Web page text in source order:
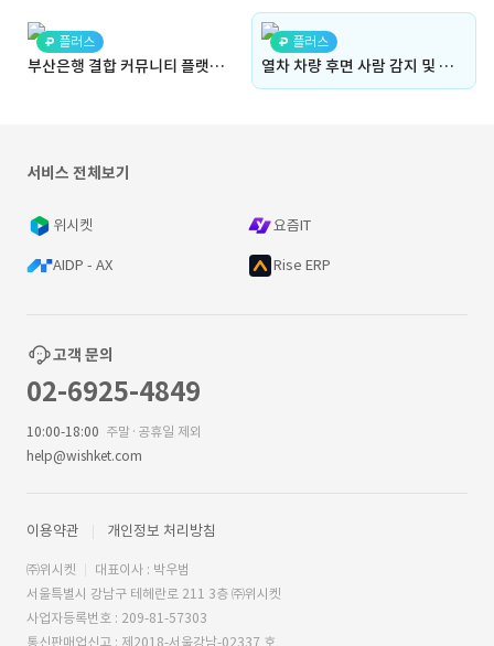
플러스
부산은행 결합 커뮤니티 플랫폼 구축 (모락 서비스)
플러스
열차 차량 후면 사람 감지 및 알람 발생 프로그램 개발
서비스 전체보기
위시켓 요즘IT
AIDP - AX Rise ERP
고객 문의
02-6925-4849
10:00-18:00 주말·공휴일 제외
help@wishket.com
이용약관 개인정보 처리방침
㈜위시켓
대표이사 : 박우범
서울특별시 강남구 테헤란로 211 3층 ㈜위시켓
사업자등록번호 : 209-81-57303
통신판매업신고 : 제2018-서울강남-02337 호